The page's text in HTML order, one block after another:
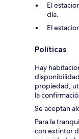
El
día.
El
Políticas
Hay
propiedad,
la
Se aceptan
Para la
con extintor